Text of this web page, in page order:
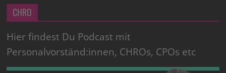
CHRO
Hier findest Du Podcast mit
Personalvorständ:innen, CHROs, CPOs etc